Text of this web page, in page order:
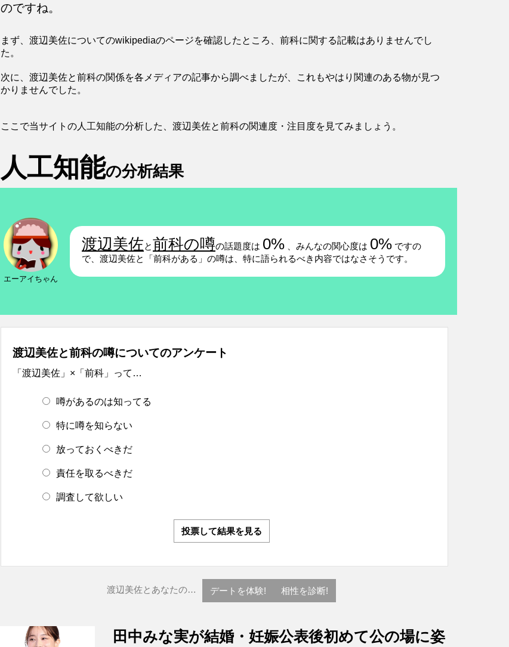
のですね。
まず、渡辺美佐についてのwikipediaのページを確認したところ、前科に関する記載はありませんでし
た。
次に、渡辺美佐と前科の関係を各メディアの記事から調べましたが、これもやはり関連のある物が見つ
かりませんでした。
ここで当サイトの人工知能の分析した、渡辺美佐と前科の関連度・注目度を見てみましょう。
人工知能の分析結果
エーアイちゃん
渡辺美佐と前科の噂の話題度は 0% 、みんなの関心度は 0% ですの
で、渡辺美佐と「前科がある」の噂は、特に語られるべき内容ではなさそうです。
渡辺美佐と前科の噂についてのアンケート
「渡辺美佐」×「前科」って…
噂があるのは知ってる
特に噂を知らない
放っておくべきだ
責任を取るべきだ
調査して欲しい
投票して結果を見る
渡辺美佐とあなたの… デートを体験! 相性を診断!
田中みな実が結婚・妊娠公表後初めて公の場に姿